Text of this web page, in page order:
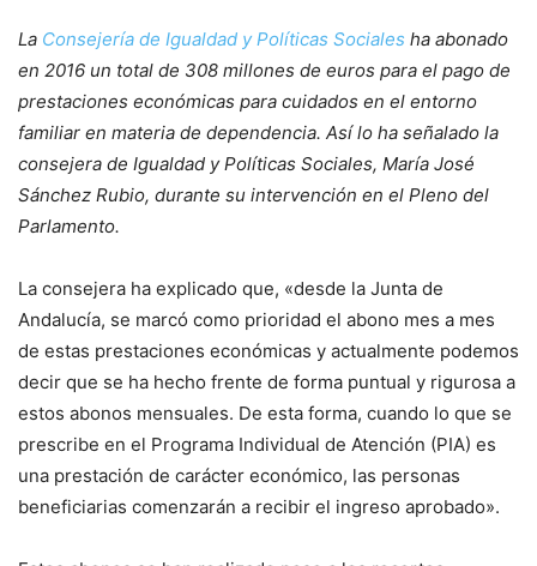
La Consejería de Igualdad y Políticas Sociales ha abonado
en 2016 un total de 308 millones de euros para el pago de
prestaciones económicas para cuidados en el entorno
familiar en materia de dependencia. Así lo ha señalado la
consejera de Igualdad y Políticas Sociales, María José
Sánchez Rubio, durante su intervención en el Pleno del
Parlamento.
La consejera ha explicado que, «desde la Junta de
Andalucía, se marcó como prioridad el abono mes a mes
de estas prestaciones económicas y actualmente podemos
decir que se ha hecho frente de forma puntual y rigurosa a
estos abonos mensuales. De esta forma, cuando lo que se
prescribe en el Programa Individual de Atención (PIA) es
una prestación de carácter económico, las personas
beneficiarias comenzarán a recibir el ingreso aprobado».